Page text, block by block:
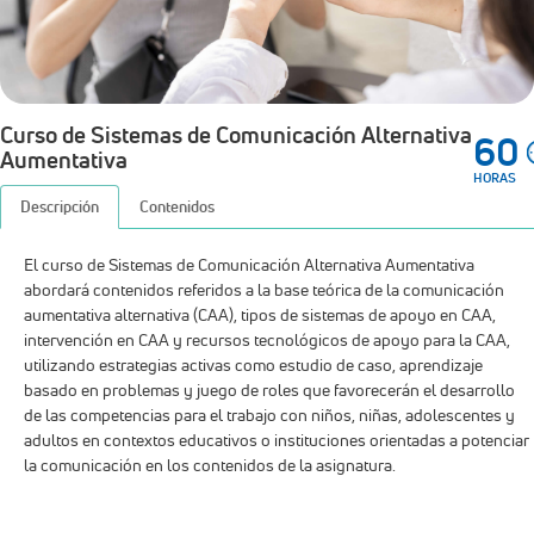
El curso de Sistemas de Comunicación Alternativa Aumentativa
abordará contenidos referidos a la base teórica de la comunicación
aumentativa alternativa (CAA), tipos de sistemas de apoyo en CAA,
intervención en CAA y recursos tecnológicos de apoyo para la CAA,
utilizando estrategias activas como estudio de caso, aprendizaje
basado en problemas y juego de roles que favorecerán el desarrollo
de las competencias para el trabajo con niños, niñas, adolescentes y
adultos en contextos educativos o instituciones orientadas a potenciar
la comunicación en los contenidos de la asignatura.